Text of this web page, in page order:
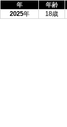
年 年齢
2025年 18歳